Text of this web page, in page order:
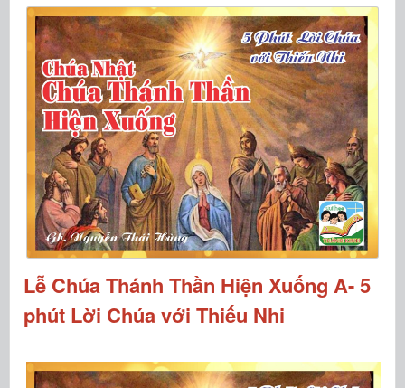
Lễ Chúa Thánh Thần Hiện Xuống A- 5
phút Lời Chúa với Thiếu Nhi